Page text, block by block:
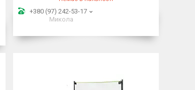
+380 (97) 242-53-17
Микола